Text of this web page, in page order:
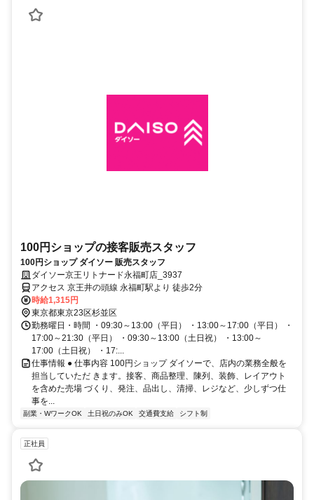
100円ショップの接客販売スタッフ
100円ショップ ダイソー 販売スタッフ
ダイソー京王リトナード永福町店_3937
アクセス 京王井の頭線 永福町駅より 徒歩2分
時給1,315円
東京都東京23区杉並区
勤務曜日・時間 ・09:30～13:00（平日） ・13:00～17:00（平日） ・
17:00～21:30（平日） ・09:30～13:00（土日祝） ・13:00～
17:00（土日祝） ・17:...
仕事情報 ● 仕事内容 100円ショップ ダイソーで、店内の業務全般を
担当していただ きます。接客、商品整理、陳列、装飾、レイアウト
を含めた売場 づくり、発注、品出し、清掃、レジなど、少しずつ仕
事を...
副業・WワークOK 土日祝のみOK 交通費支給 シフト制
正社員